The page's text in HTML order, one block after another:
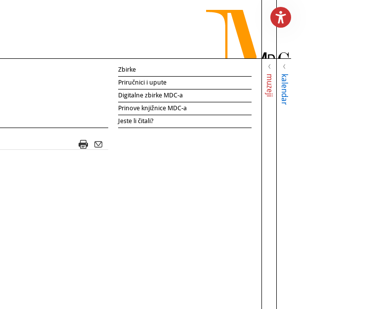
muzeji kalendar
Zbirke
Priručnici i upute
Digitalne zbirke MDC-a
Prinove knjižnice MDC-a
Jeste li čitali?